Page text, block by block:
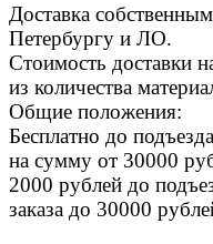
Доставка
Петербургу и ЛО.
Стоимость доставки
из количества
Общие положения:
Бесплатно до
на сумму от 30000
2000 рублей до
заказа до 30000